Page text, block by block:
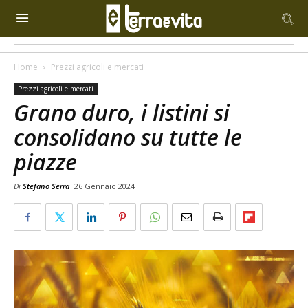
Home Prezzi agricoli e mercati
Prezzi agricoli e mercati
Grano duro, i listini si
consolidano su tutte le
piazze
Di Stefano Serra 26 Gennaio 2024